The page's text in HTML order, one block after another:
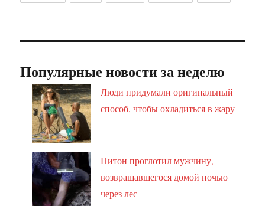
Популярные новости за неделю
Люди придумали оригинальный
способ, чтобы охладиться в жару
Питон проглотил мужчину,
возвращавшегося домой ночью
через лес